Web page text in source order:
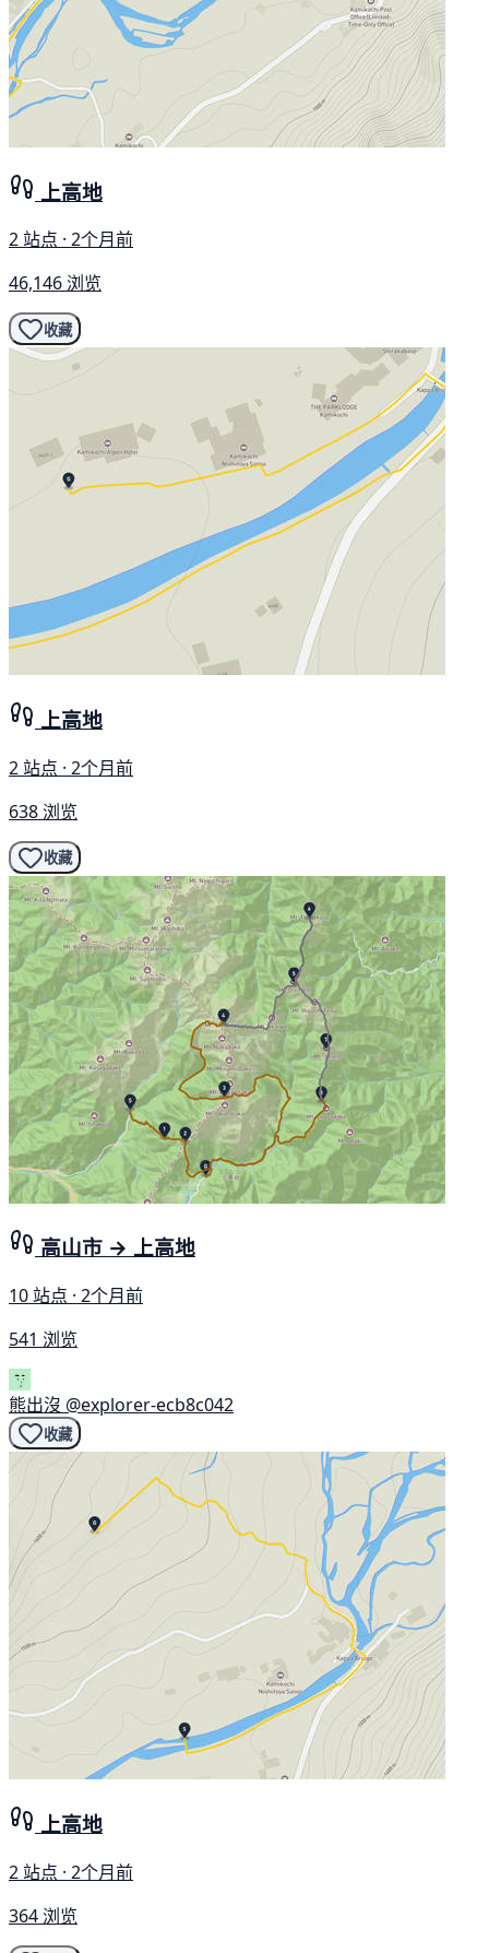
上高地
2 站点 · 2个月前
46,146 浏览
收藏
上高地
2 站点 · 2个月前
638 浏览
收藏
高山市 → 上高地
10 站点 · 2个月前
541 浏览
熊出沒 @explorer-ecb8c042
收藏
上高地
2 站点 · 2个月前
364 浏览